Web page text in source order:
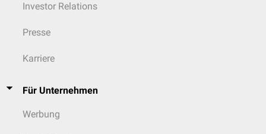
Investor Relations
Presse
Karriere
Für Unternehmen
Werbung